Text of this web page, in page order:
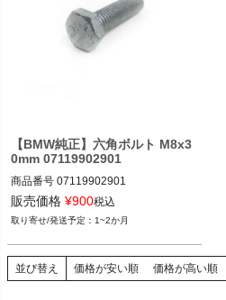
【BMW純正】六角ボルト M8x3
0mm 07119902901
商品番号 07119902901
7119902901
販売価格 ¥900税込
1~2か月
並び替え 価格が安い順 価格が高い順